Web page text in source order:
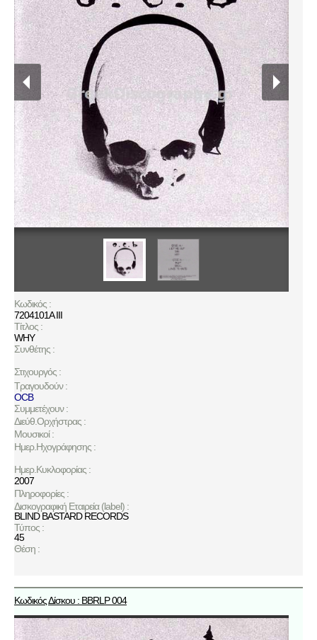
Κωδικός :
7204101A III
Τίτλος :
WHY
Συνθέτης :
Στιχουργός :
Τραγουδούν :
OCB
Συμμετέχουν :
Διεύθ.Ορχήστρας :
Μουσικοί :
Ημερ.Ηχογράφησης :
Ημερ.Κυκλοφορίας :
2007
Πληροφορίες :
Δισκογραφική Εταιρεία (label) :
BLIND BASTARD RECORDS
Τύπος :
45
Θέση :
Κωδικός Δίσκου : BBRLP 004